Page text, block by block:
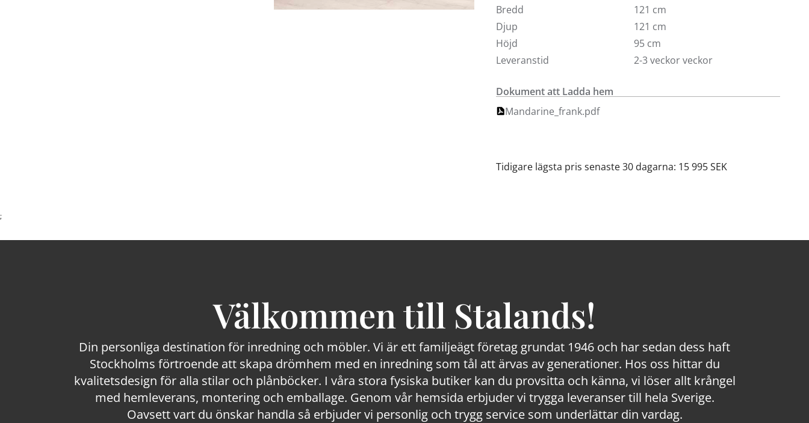
Fåtöljen har en stomme i massivt trä/nozag. Sitt- och
ryggplymå i 35 kg kallskum samt fiberbollar och rivet kallskum.
Bredd
121 cm
Djup
121 cm
Höjd
95 cm
Leveranstid
2-3 veckor veckor
Dokument att Ladda hem
Mandarine_frank.pdf
Tidigare lägsta pris senaste 30 dagarna: 15 995 SEK
;
Välkommen till Stalands!
Din personliga destination för inredning och möbler. Vi är ett familjeägt företag grundat 1946 och har sedan dess haft
Stockholms förtroende att skapa drömhem med en inredning som tål att ärvas av generationer. Hos oss hittar du
kvalitetsdesign för alla stilar och plånböcker. I våra stora fysiska butiker kan du provsitta och känna, vi löser allt krångel
med hemleverans, montering och emballage. Genom vår hemsida erbjuder vi trygga leveranser till hela Sverige.
Oavsett vart du önskar handla så erbjuder vi personlig och trygg service som underlättar din vardag.